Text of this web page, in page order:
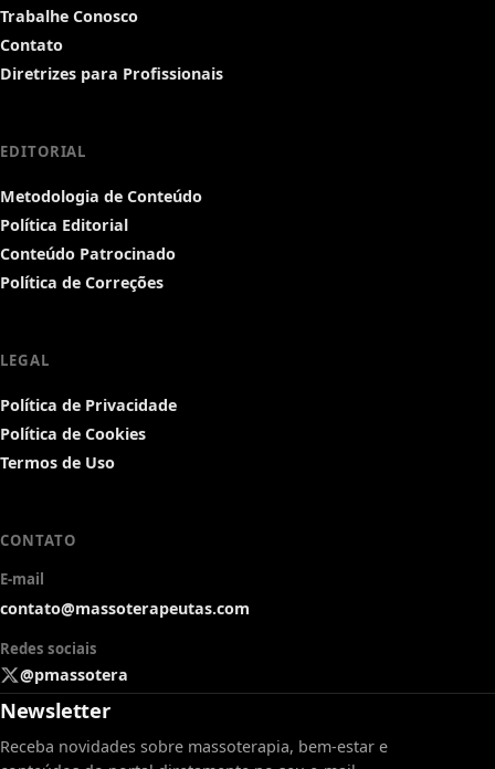
Trabalhe Conosco
Contato
Diretrizes para Profissionais
EDITORIAL
Metodologia de Conteúdo
Política Editorial
Conteúdo Patrocinado
Política de Correções
LEGAL
Política de Privacidade
Política de Cookies
Termos de Uso
CONTATO
E-mail
contato@massoterapeutas.com
Redes sociais
@pmassotera
Newsletter
Receba novidades sobre massoterapia, bem-estar e